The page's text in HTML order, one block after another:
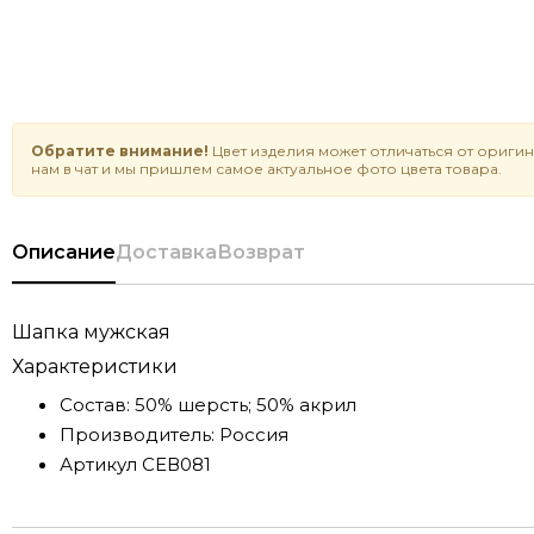
Обратите внимание! Цвет изделия может отличаться от
нам в чат и мы пришлем самое актуальное фото цвета товара.
ОписаниеДоставкаВозврат
Шапка мужская
Характеристики
Состав: 50% шерсть; 50% акрил
Производитель: Россия
Артикул СЕВ081